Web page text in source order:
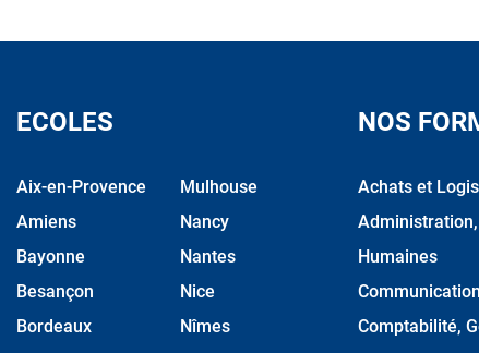
ECOLES
Aix-en-Provence
Amiens
Bayonne
Besançon
Bordeaux
Mulhouse
Nancy
Nantes
Nice
Nîmes
NOS
Achats et
Humaines
Comptabilité,